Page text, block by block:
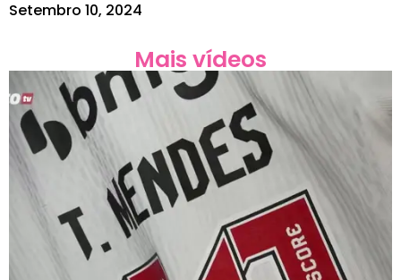
Setembro 10, 2024
Mais vídeos